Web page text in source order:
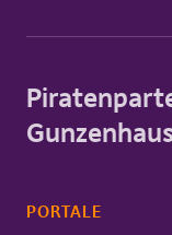
PORTALE